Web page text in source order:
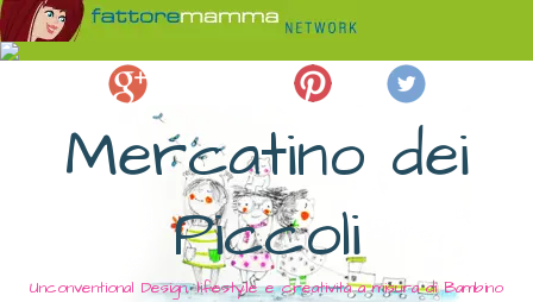
Mercatino dei
Piccoli
Unconventional Design, lifestyle e creatività a misura di Bambino